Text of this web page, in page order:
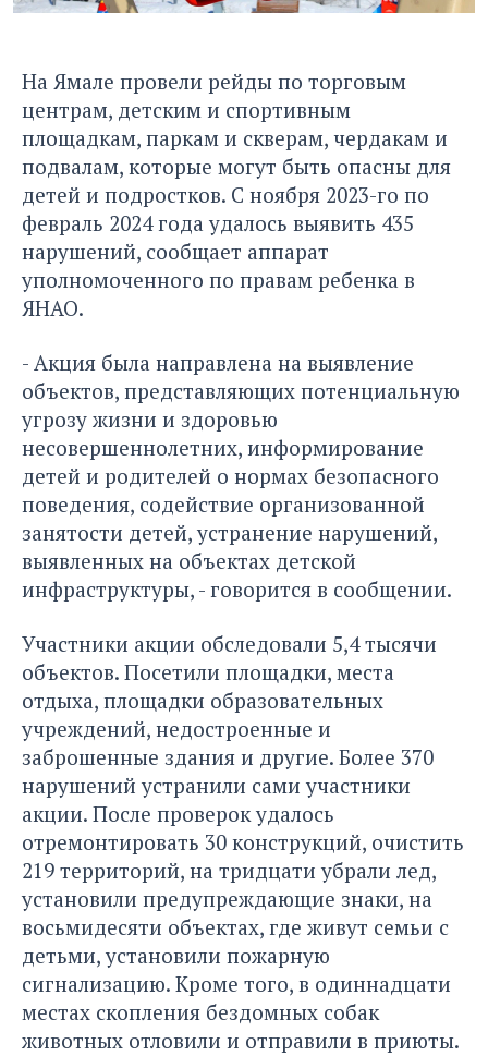
На Ямале провели рейды по торговым
центрам, детским и спортивным
площадкам, паркам и скверам, чердакам и
подвалам, которые могут быть опасны для
детей и подростков. С ноября 2023-го по
февраль 2024 года удалось выявить 435
нарушений, сообщает аппарат
уполномоченного по правам ребенка в
ЯНАО.
- Акция была направлена на выявление
объектов, представляющих потенциальную
угрозу жизни и здоровью
несовершеннолетних, информирование
детей и родителей о нормах безопасного
поведения, содействие организованной
занятости детей, устранение нарушений,
выявленных на объектах детской
инфраструктуры, - говорится в сообщении.
Участники акции обследовали 5,4 тысячи
объектов. Посетили площадки, места
отдыха, площадки образовательных
учреждений, недостроенные и
заброшенные здания и другие. Более 370
нарушений устранили сами участники
акции. После проверок удалось
отремонтировать 30 конструкций, очистить
219 территорий, на тридцати убрали лед,
установили предупреждающие знаки, на
восьмидесяти объектах, где живут семьи с
детьми, установили пожарную
сигнализацию. Кроме того, в одиннадцати
местах скопления бездомных собак
животных отловили и отправили в приюты.